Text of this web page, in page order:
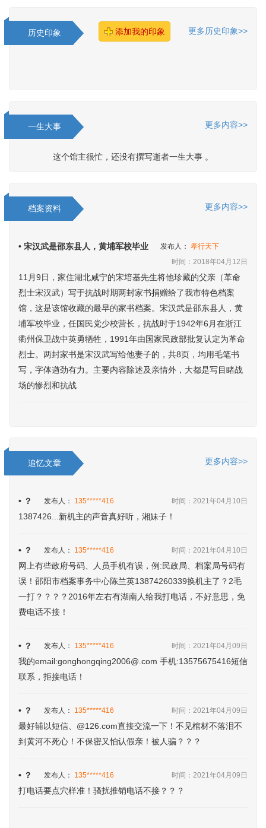
历史印象 添加我的印象 更多历史印象>>
一生大事 更多内容>>
这个馆主很忙，还没有撰写逝者一生大事 。
档案资料 更多内容>>
• 宋汉武是邵东县人，黄埔军校毕业 发布人： 孝行天下
时间：2018年04月12日
11月9日，家住湖北咸宁的宋培基先生将他珍藏的父亲（革命
烈士宋汉武）写于抗战时期两封家书捐赠给了我市特色档案
馆，这是该馆收藏的最早的家书档案。宋汉武是邵东县人，黄
埔军校毕业，任国民党少校营长，抗战时于1942年6月在浙江
衢州保卫战中英勇牺牲，1991年由国家民政部批复认定为革命
烈士。两封家书是宋汉武写给他妻子的，共8页，均用毛笔书
写，字体遒劲有力。主要内容除述及亲情外，大都是写目睹战
场的惨烈和抗战
追忆文章 更多内容>>
• ？ 发布人： 135*****416 时间：2021年04月10日
1387426...新机主的声音真好听，湘妹子！
• ？ 发布人： 135*****416 时间：2021年04月10日
网上有些政府号码、人员手机有误，例:民政局、档案局号码有
误！邵阳市档案事务中心陈兰英13874260339换机主了？2毛
一打？？？？2016年左右有湖南人给我打电话，不好意思，免
费电话不接！
• ？ 发布人： 135*****416 时间：2021年04月09日
我的email:gonghongqing2006@.com 手机:13575675416短信
联系，拒接电话！
• ？ 发布人： 135*****416 时间：2021年04月09日
最好辅以短信、@126.com直接交流一下！不见棺材不落泪不
到黄河不死心！不保密又怕认假亲！被人骗？？？
• ？ 发布人： 135*****416 时间：2021年04月09日
打电话要点穴样准！骚扰推销电话不接？？？